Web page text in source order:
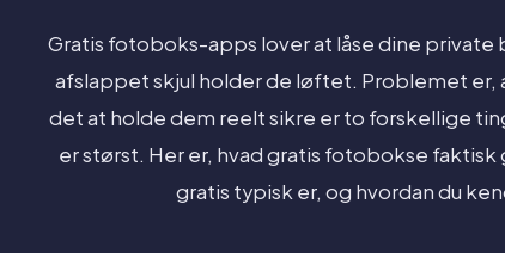
Gratis fotoboks-apps lover at låse dine
afslappet skjul holder de løftet. Problemet er,
det at holde dem reelt sikre er to forskellige
er størst. Her er, hvad gratis fotobokse
gratis typisk er, og hvordan du